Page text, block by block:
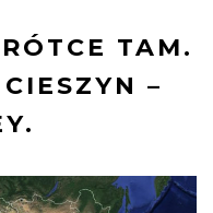
TAM.
–